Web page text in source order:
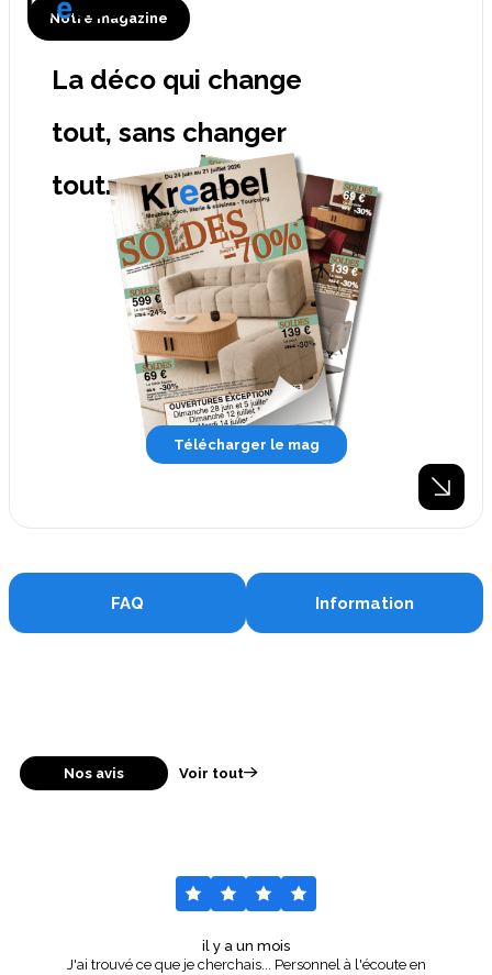
Notre magazine
La déco qui change
tout, sans changer
tout.
Télécharger le mag
FAQ Information
Nos avis Voir tout
il y a un mois
J'ai trouvé ce que je cherchais... Personnel à l'écoute en